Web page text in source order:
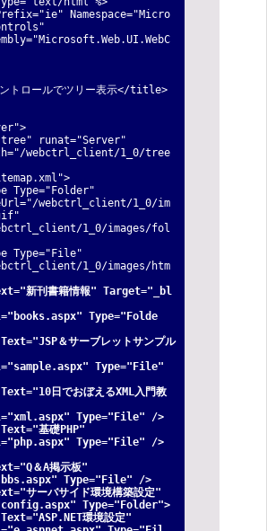
Namespace="Micro
トロールでツリー表示</title>
runat="Server"
webctrl_client/1_0/tree
Type="Folder"
webctrl_client/1_0/im
1_0/images/fol
Type="File"
1_0/images/htm
新刊書籍情報" Target="_bl
Type="Folde
＆サーブレットサンプル
Type="File"
日でおぼえるXML入門教
Type="File" />
基礎PHP"
Type="File" />
＆A掲示板"
Type="File" />
サーバサイド環境構築設定"
Type="Folder">
環境設定"